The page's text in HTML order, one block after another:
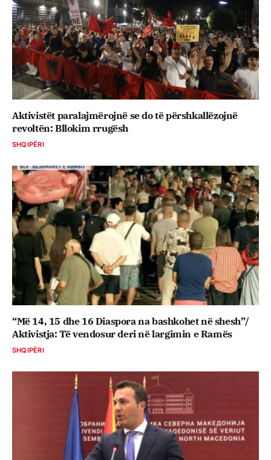
Aktivistët paralajmërojnë se do të përshkallëzojnë
revoltën: Bllokim rrugësh
SHQIPËRI
“Më 14, 15 dhe 16 Diaspora na bashkohet në shesh”/
Aktivistja: Të vendosur deri në largimin e Ramës
SHQIPËRI